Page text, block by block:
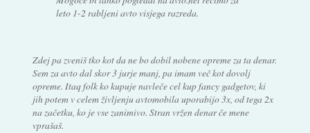
leto 1-2 rabljeni avto visjega razreda.
Zdej pa zveniš tko kot da ne bo dobil nobene opreme za ta denar.
Sem za avto dal skor 3 jurje manj, pa imam več kot dovolj
opreme. Itaq folk ko kupuje navleče cel kup fancy gadgetov, ki
jih potem v celem življenju avtomobila uporabijo 3x, od tega 2x
na začetku, ko je vse zanimivo. Stran vržen denar če mene
vprašaš.